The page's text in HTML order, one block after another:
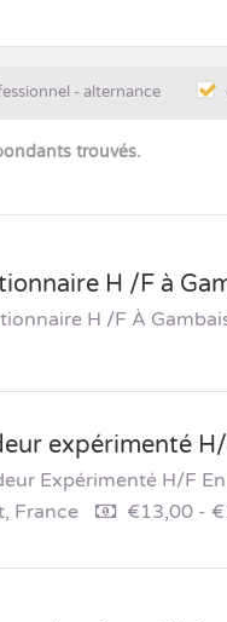
- alternance
trouvés.
H /F à
H /F À
expérimenté
Expérimenté H/F
France
€13,00 -